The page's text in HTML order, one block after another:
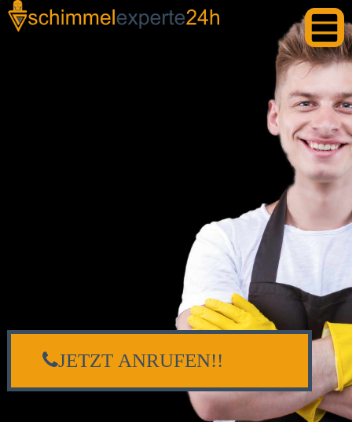
JETZT ANRUFEN!!